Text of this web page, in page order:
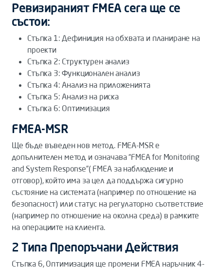
Ревизираният FMEA сега ще се
състои:
Стъпка 1: Дефиниция на обхвата и планиране на
проекти
Стъпка 2: Структурен анализ
Стъпка 3: Функционален анализ
Стъпка 4: Анализ на приложенията
Стъпка 5: Анализ на риска
Стъпка 6: Оптимизация
FMEA-MSR
Ще бъде въведен нов метод. FMEA-MSR е
допълнителен метод и означава “FMEA for Monitoring
and System Response”( FMEA за наблюдение и
отговор), който има за цел да поддържа сигурно
състояние на системата (например по отношение на
безопасност) или статус на регулаторно съответствие
(например по отношение на околна среда) в рамките
на операциите на клиента.
2 Типа Препоръчани Действия
Стъпка 6, Оптимизация ще промени FMEA наръчник 4-